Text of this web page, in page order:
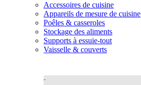
Accessoires de cuisine
Appareils de mesure de cuisine
Poêles & casseroles
Stockage des aliments
Supports à essuie-tout
Vaisselle & couverts